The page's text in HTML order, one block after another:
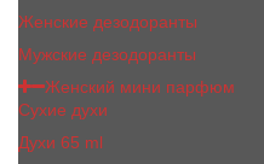
Женские дезодоранты
Мужские дезодоранты
Женский мини парфюм
Сухие духи
Духи 65 ml